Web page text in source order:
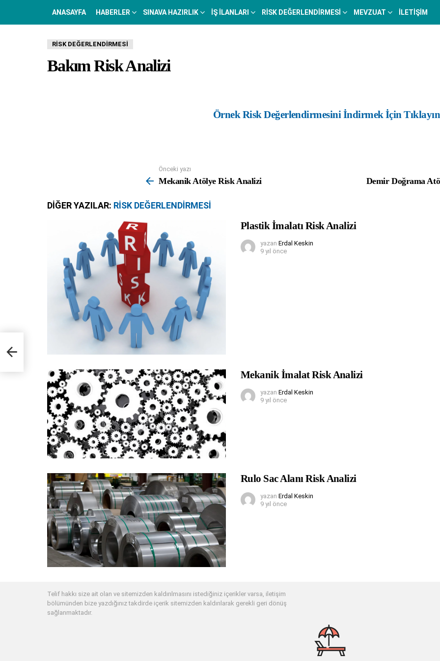
ANASAYFA HABERLER SINAVA HAZIRLIK İŞ İLANLARI RISK DEĞERLENDIRMESI MEVZUAT İLETIŞIM
RISK DEĞERLENDIRMESI
Bakım Risk Analizi
Örnek Risk Değerlendirmesini İndirmek İçin
more
Önceki yazı
Mekanik Atölye Risk Analizi Demir Doğrama
DIĞER YAZILAR: RISK DEĞERLENDIRMESI
Plastik İmalatı Risk Analizi
yazan Erdal Keskin
9 yıl önce
Mekanik İmalat Risk Analizi
yazan Erdal Keskin
9 yıl önce
Rulo Sac Alanı Risk Analizi
yazan Erdal Keskin
9 yıl önce
Telif hakkı size ait olan ve sitemizden kaldırılmasını istediğiniz içerikler varsa, iletişim
bölümünden bize yazdığınız takdirde içerik sitemizden kaldırılarak gerekli geri dönüş
sağlanmaktadır.